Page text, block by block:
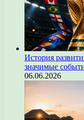
История
значимые
06.06.2026